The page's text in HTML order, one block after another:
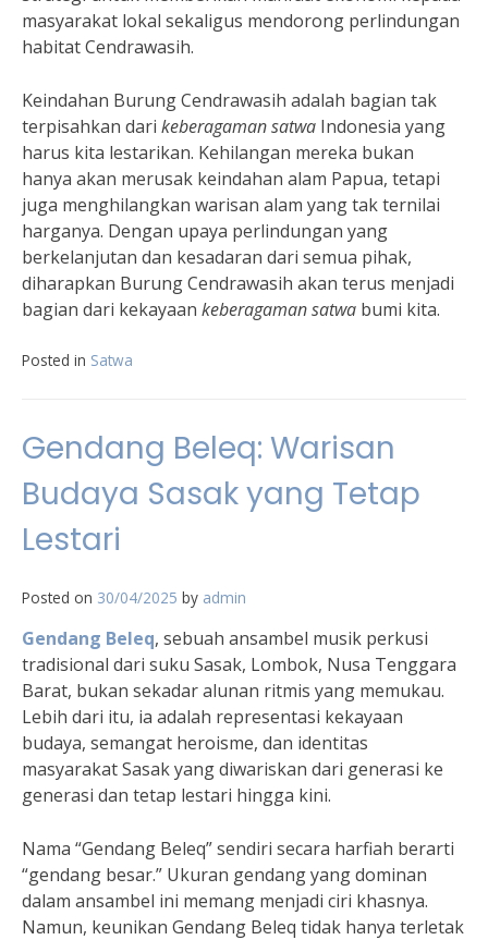
masyarakat lokal sekaligus mendorong perlindungan
habitat Cendrawasih.
Keindahan Burung Cendrawasih adalah bagian tak
terpisahkan dari keberagaman satwa Indonesia yang
harus kita lestarikan. Kehilangan mereka bukan
hanya akan merusak keindahan alam Papua, tetapi
juga menghilangkan warisan alam yang tak ternilai
harganya. Dengan upaya perlindungan yang
berkelanjutan dan kesadaran dari semua pihak,
diharapkan Burung Cendrawasih akan terus menjadi
bagian dari kekayaan keberagaman satwa bumi kita.
Posted in Satwa
Gendang Beleq: Warisan
Budaya Sasak yang Tetap
Lestari
Posted on 30/04/2025 by admin
Gendang Beleq, sebuah ansambel musik perkusi
tradisional dari suku Sasak, Lombok, Nusa Tenggara
Barat, bukan sekadar alunan ritmis yang memukau.
Lebih dari itu, ia adalah representasi kekayaan
budaya, semangat heroisme, dan identitas
masyarakat Sasak yang diwariskan dari generasi ke
generasi dan tetap lestari hingga kini.
Nama “Gendang Beleq” sendiri secara harfiah berarti
“gendang besar.” Ukuran gendang yang dominan
dalam ansambel ini memang menjadi ciri khasnya.
Namun, keunikan Gendang Beleq tidak hanya terletak